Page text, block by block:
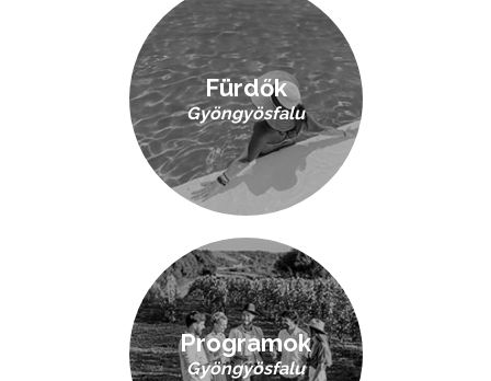
Fürdők
Gyöngyösfalu
Programok
Gyöngyösfalu